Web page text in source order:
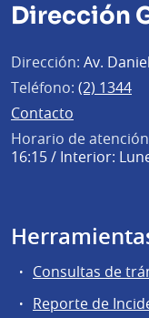
Dirección
Dirección: Av.
Teléfono: (2) 1344
Contacto
Horario de
16:15 / Interior:
Consultas de
Reporte de